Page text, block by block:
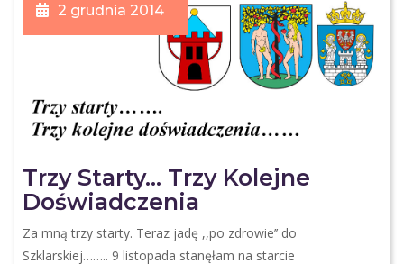
2 grudnia 2014
Trzy Starty… Trzy Kolejne
Doświadczenia
Za mną trzy starty. Teraz jadę ,,po zdrowie’’ do
Szklarskiej…….. 9 listopada stanęłam na starcie